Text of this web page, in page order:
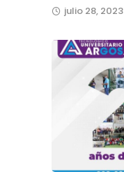
julio 28, 2023